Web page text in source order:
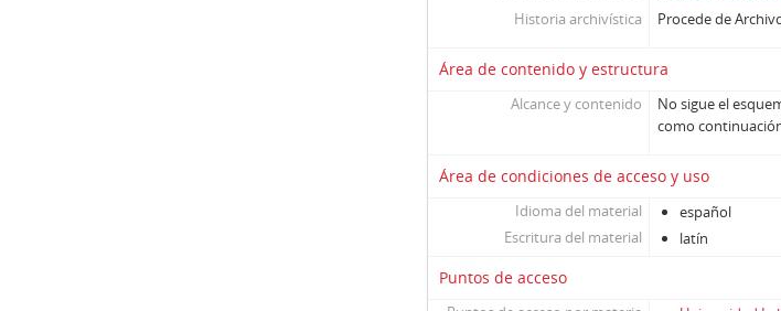
Historia archivística
Procede de
Área de contenido y estructura
Alcance y contenido
No sigue el
como
Área de condiciones de acceso y uso
Idioma del material
español
Escritura del material
latín
Puntos de acceso